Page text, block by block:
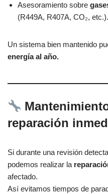
Asesoramiento sobre
(R449A, R407A, CO₂, etc.).
Un sistema bien mantenido
energía al año.
reparación
Si durante una revisión
podemos realizar la
afectado.
Así evitamos tiempos de